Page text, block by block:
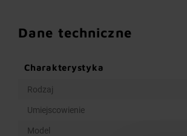
Dane techniczne
Charakterystyka
Rodzaj
Umiejscowienie
Model